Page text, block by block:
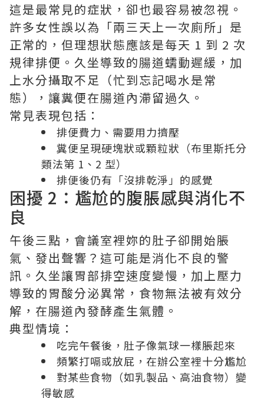
這是最常見的症狀，卻也最容易被忽視。
許多女性誤以為「兩三天上一次廁所」是
正常的，但理想狀態應該是每天 1 到 2 次
規律排便。久坐導致的腸道蠕動遲緩，加
上水分攝取不足（忙到忘記喝水是常
態），讓糞便在腸道內滯留過久。
常見表現包括：
排便費力、需要用力擠壓
糞便呈現硬塊狀或顆粒狀（布里斯托分
類法第 1、2 型）
排便後仍有「沒排乾淨」的感覺
困擾 2：尷尬的腹脹感與消化不
良
午後三點，會議室裡妳的肚子卻開始脹
氣、發出聲響？這可能是消化不良的警
訊。久坐讓胃部排空速度變慢，加上壓力
導致的胃酸分泌異常，食物無法被有效分
解，在腸道內發酵產生氣體。
典型情境：
吃完午餐後，肚子像氣球一樣脹起來
頻繁打嗝或放屁，在辦公室裡十分尷尬
對某些食物（如乳製品、高油食物）變
得敏感